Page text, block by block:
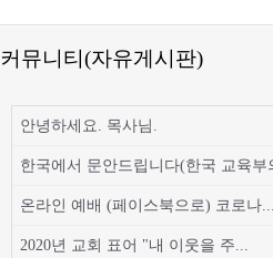
커뮤니티(자유게시판)
안녕하세요. 목사님.
한국에서 문안드립니다(한국 교육부
온라인 예배 (페이스북으로) 코로나...
2020년 교회 표어 "내 이웃을 주...